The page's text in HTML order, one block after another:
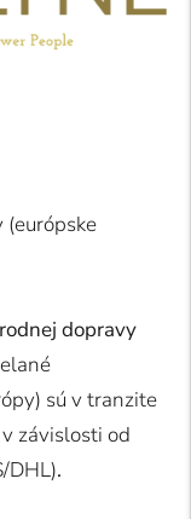
(európske
dopravy
sú v tranzite
závislosti od
DHL).